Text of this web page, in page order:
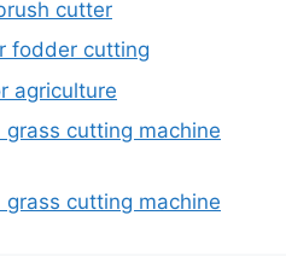
cutter
fodder cutting
agriculture
cutting machine
cutting machine